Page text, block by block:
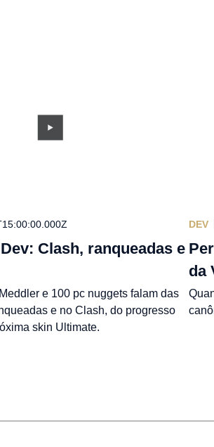
Clash, ranqueadas e
e 100 pc nuggets falam das
e no Clash, do progresso
skin Ultimate.
DEV
da